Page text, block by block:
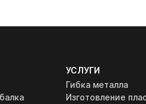
УСЛУГИ
Гибка металла
Изготовление